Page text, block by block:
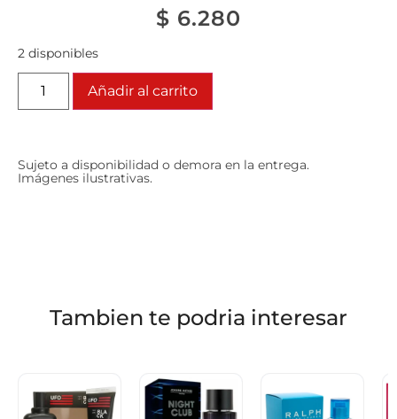
$ 6.280
2 disponibles
Añadir al carrito
Sujeto a disponibilidad o demora en la entrega.
Imágenes ilustrativas.
Tambien te podria interesar